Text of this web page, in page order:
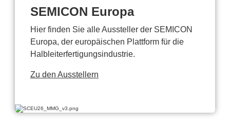
SEMICON Europa
Hier finden Sie alle Aussteller der SEMICON
Europa, der europäischen Plattform für die
Halbleiterfertigungsindustrie.
Zu den Ausstellern